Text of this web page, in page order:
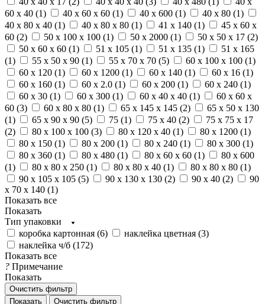
60 х 40 (1) 40 х 60 х 60 (1) 40 х 600 (1) 40 х 80 (1)
40 х 80 х 40 (1) 40 х 80 х 80 (1) 41 х 140 (1)
45 х 60 х
60 (2) 50 х 100 х 100 (1) 50 х 2000 (1) 50 х 50 х 17 (2)
50 х 60 х 60 (1) 51 х 105 (1) 51 х 135 (1)
51 х 165
(1) 55 х 50 х 90 (1) 55 х 70 х 70 (5) 60 х 100 х 100 (1)
60 х 120 (1) 60 х 1200 (1) 60 х 140 (1) 60 х 16 (1)
60 х 160 (1) 60 х 2.0 (1) 60 х 200 (1) 60 х 240 (1)
60 х 30 (1) 60 х 300 (1) 60 х 40 х 40 (1)
60 х 60 х
60 (3) 60 х 80 х 80 (1) 65 х 145 х 145 (2)
65 х 50 х 130
(1) 65 х 90 х 90 (5) 75 (1) 75 х 40 (2)
75 х 75 х 17
(2) 80 х 100 х 100 (3) 80 х 120 х 40 (1) 80 х 1200 (1)
80 х 150 (1) 80 х 200 (1) 80 х 240 (1) 80 х 300 (1)
80 х 360 (1) 80 х 480 (1) 80 х 60 х 60 (1)
80 х 600
(1) 80 х 80 х 250 (1) 80 х 80 х 40 (1) 80 х 80 х 80 (1)
90 х 105 х 105 (5) 90 х 130 х 130 (2) 90 х 40 (2)
90
х 70 х 140 (1)
Показать все
Показать
Тип упаковки
коробка картонная (6) наклейка цветная (3)
наклейка ч/б (172)
Показать все
? Примечание
Показать
Очистить фильтр
Показать
Очистить фильтр